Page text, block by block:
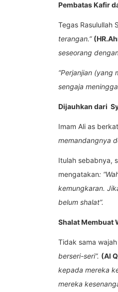
Pembatas Kafir
Tegas Rasulullah
terangan.”
seseorang
“Perjanjian
sengaja
Dijauhkan dari
Imam Ali as
memandangnya
Itulah sebabnya,
mengatakan:
kemungkaran.
belum shalat”.
Shalat Membuat
Tidak sama
berseri-seri”. (Al
kepada mereka
mereka